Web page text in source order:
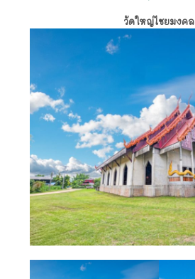
วัดใหญ่ไชยมงคล